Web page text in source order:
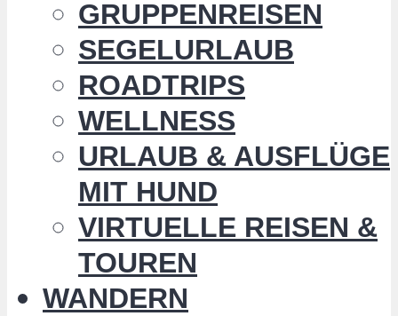
GRUPPENREISEN
SEGELURLAUB
ROADTRIPS
WELLNESS
URLAUB & AUSFLÜGE
MIT HUND
VIRTUELLE REISEN &
TOUREN
WANDERN